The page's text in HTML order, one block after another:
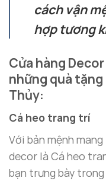
cách vận
hợp tương
Cửa hàng
những quà
Thủy:
Cá heo trang trí
Với bản mệnh
decor là Cá heo
bạn trưng bày